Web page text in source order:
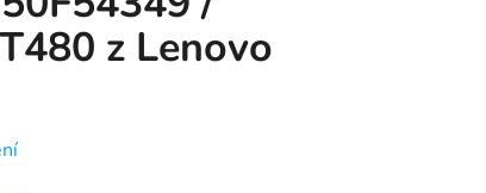
z Lenovo